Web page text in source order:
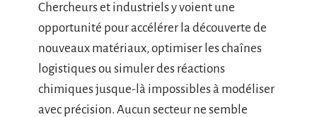
Chercheurs et industriels y voient une
opportunité pour accélérer la découverte de
nouveaux matériaux, optimiser les chaînes
logistiques ou simuler des réactions
chimiques jusque-là impossibles à modéliser
avec précision. Aucun secteur ne semble